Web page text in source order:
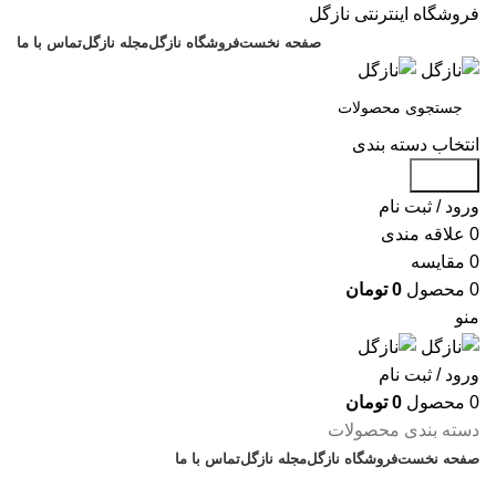
فروشگاه اینترنتی نازگل
صفحه نخستفروشگاه نازگلمجله نازگلتماس با ما
انتخاب دسته بندی
ورود / ثبت نام
0 علاقه مندی
0 مقایسه
0 محصول 0 تومان
منو
ورود / ثبت نام
0 محصول 0 تومان
دسته بندی محصولات
صفحه نخستفروشگاه نازگلمجله نازگلتماس با ما